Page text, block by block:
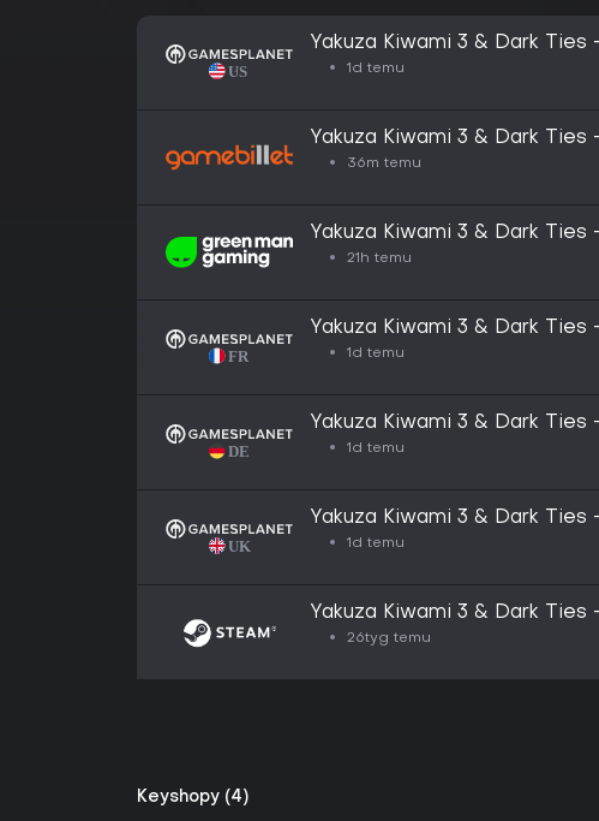
Yakuza Kiwami 3 & Dark Ties
1d temu
Yakuza Kiwami 3 & Dark Ties
36m temu
Yakuza Kiwami 3 & Dark Ties
21h temu
Yakuza Kiwami 3 & Dark Ties
1d temu
Yakuza Kiwami 3 & Dark Ties
1d temu
Yakuza Kiwami 3 & Dark Ties
1d temu
Yakuza Kiwami 3 & Dark Ties
26tyg temu
Keyshopy (4)